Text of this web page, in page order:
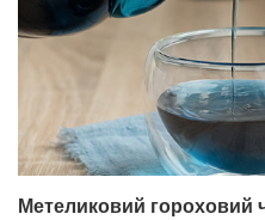
Метеликовий гороховий